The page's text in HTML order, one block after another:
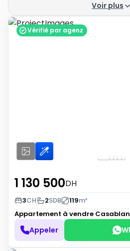
Achat appartement
Appartement à vendre
Voir plus
Vérifié par agenz
1 130 500DH
3CH 2SDB 119m²
Appartement à vendre
Appeler